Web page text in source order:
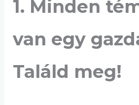
1. Minden
van egy
Találd meg!